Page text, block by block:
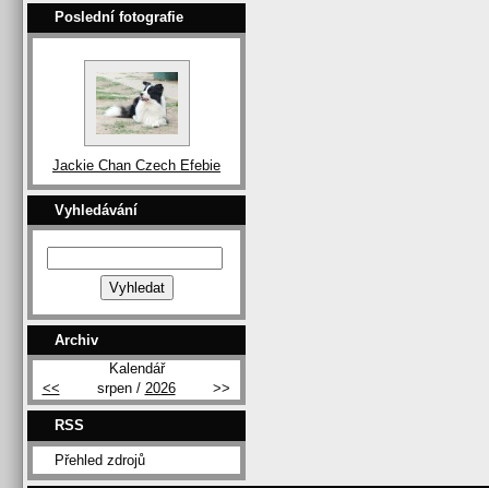
Poslední fotografie
Jackie Chan Czech Efebie
Vyhledávání
Archiv
Kalendář
<<
srpen / 2026 >>
RSS
Přehled zdrojů